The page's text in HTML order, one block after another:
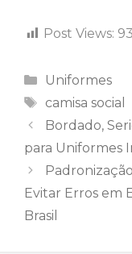
Post Views: 93
Categorias
Uniformes
Tags
camisa social
Bordado,
para Uniformes
Evitar Erros em
Brasil